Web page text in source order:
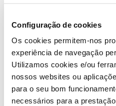
Configuração de cookies
Os cookies permitem-nos
experiência de navegação
Utilizamos cookies e/ou
nossos websites ou
para o seu bom
necessários para a
Boa noite gostaria de saber se o
É que recebi um email da nos a